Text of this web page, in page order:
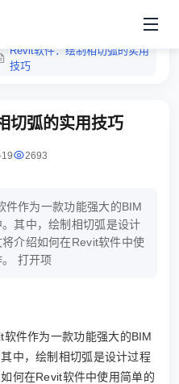
Revit软件：绘制相切弧的实用
技巧
切弧的实用技巧
2693
件作为一款功能强大的BIM
其中，绘制相切弧是设计
介绍如何在Revit软件中使
打开项
件作为一款功能强大的BIM
中，绘制相切弧是设计过程
何在Revit软件中使用简单的